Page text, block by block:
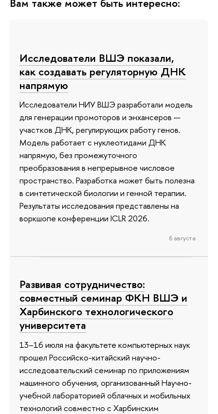
Исследователи ВШЭ показали,
как создавать регуляторную ДНК
напрямую
Исследователи НИУ ВШЭ разработали модель
для генерации промоторов и энхансеров —
участков ДНК, регулирующих работу генов.
Модель работает с нуклеотидами ДНК
напрямую, без промежуточного
преобразования в непрерывное числовое
пространство. Разработка может быть полезна
в синтетической биологии и генной терапии.
Результаты исследования представлены на
воркшопе конференции ICLR 2026.
6 августа
Развивая сотрудничество:
совместный семинар ФКН ВШЭ и
Харбинского технологического
университета
13–16 июля на факультете компьютерных наук
прошел Российско-китайский научно-
исследовательский семинар по приложениям
машинного обучения, организованный Научно-
учебной лабораторией облачных и мобильных
технологий совместно с Харбинским